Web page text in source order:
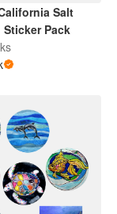
Salt
Pack